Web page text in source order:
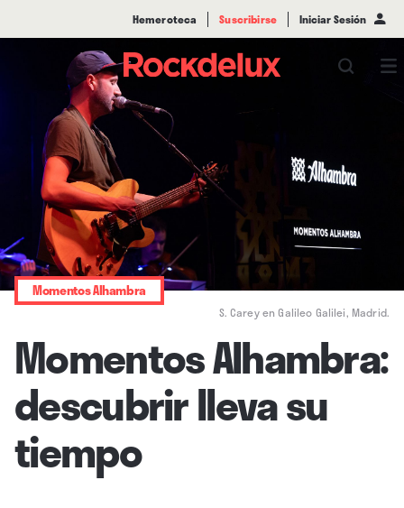
Hemeroteca Suscribirse Iniciar Sesión
S. Carey en Galileo Galilei, Madrid.
Momentos Alhambra
Momentos Alhambra:
descubrir lleva su
tiempo